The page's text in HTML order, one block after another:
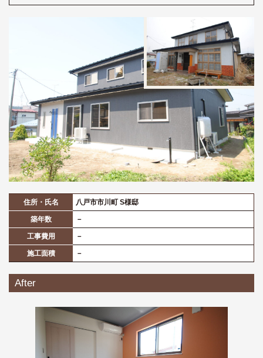
住所・氏名 八戸市市川町 S様邸
築年数 －
工事費用 －
施工面積 －
After